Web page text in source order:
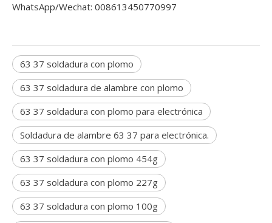
WhatsApp/Wechat: 008613450770997
63 37 soldadura con plomo
63 37 soldadura de alambre con plomo
63 37 soldadura con plomo para electrónica
Soldadura de alambre 63 37 para electrónica.
63 37 soldadura con plomo 454g
63 37 soldadura con plomo 227g
63 37 soldadura con plomo 100g